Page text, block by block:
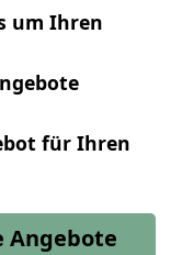
um Ihren
für Ihren
Angebote